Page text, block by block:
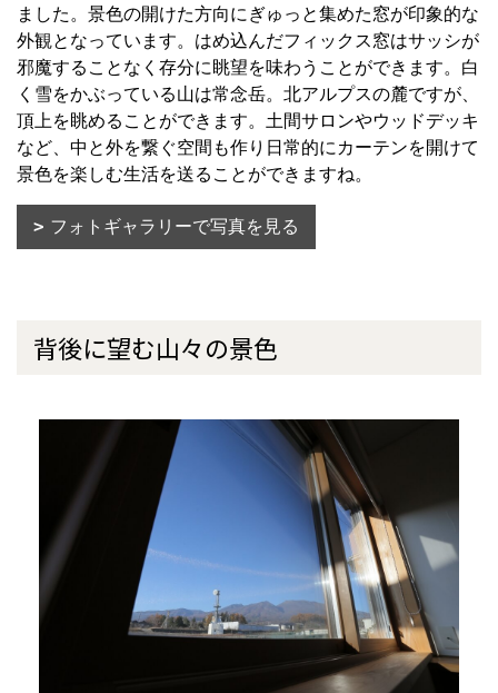
ました。景色の開けた方向にぎゅっと集めた窓が印象的な
外観となっています。はめ込んだフィックス窓はサッシが
邪魔することなく存分に眺望を味わうことができます。白
く雪をかぶっている山は常念岳。北アルプスの麓ですが、
頂上を眺めることができます。土間サロンやウッドデッキ
など、中と外を繋ぐ空間も作り日常的にカーテンを開けて
景色を楽しむ生活を送ることができますね。
フォトギャラリーで写真を見る
背後に望む山々の景色